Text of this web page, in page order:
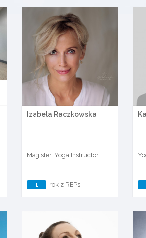
Izabela Raczkowska
Magister, Yoga Instructor
1 rok z REPs